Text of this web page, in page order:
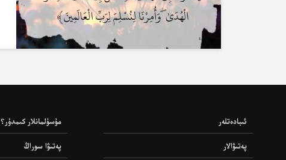
ئىبادەتلەر
پەتىۋالار
مۇسۇلمانلار كىمدۇر؟
پەتىۋا سوراڭ